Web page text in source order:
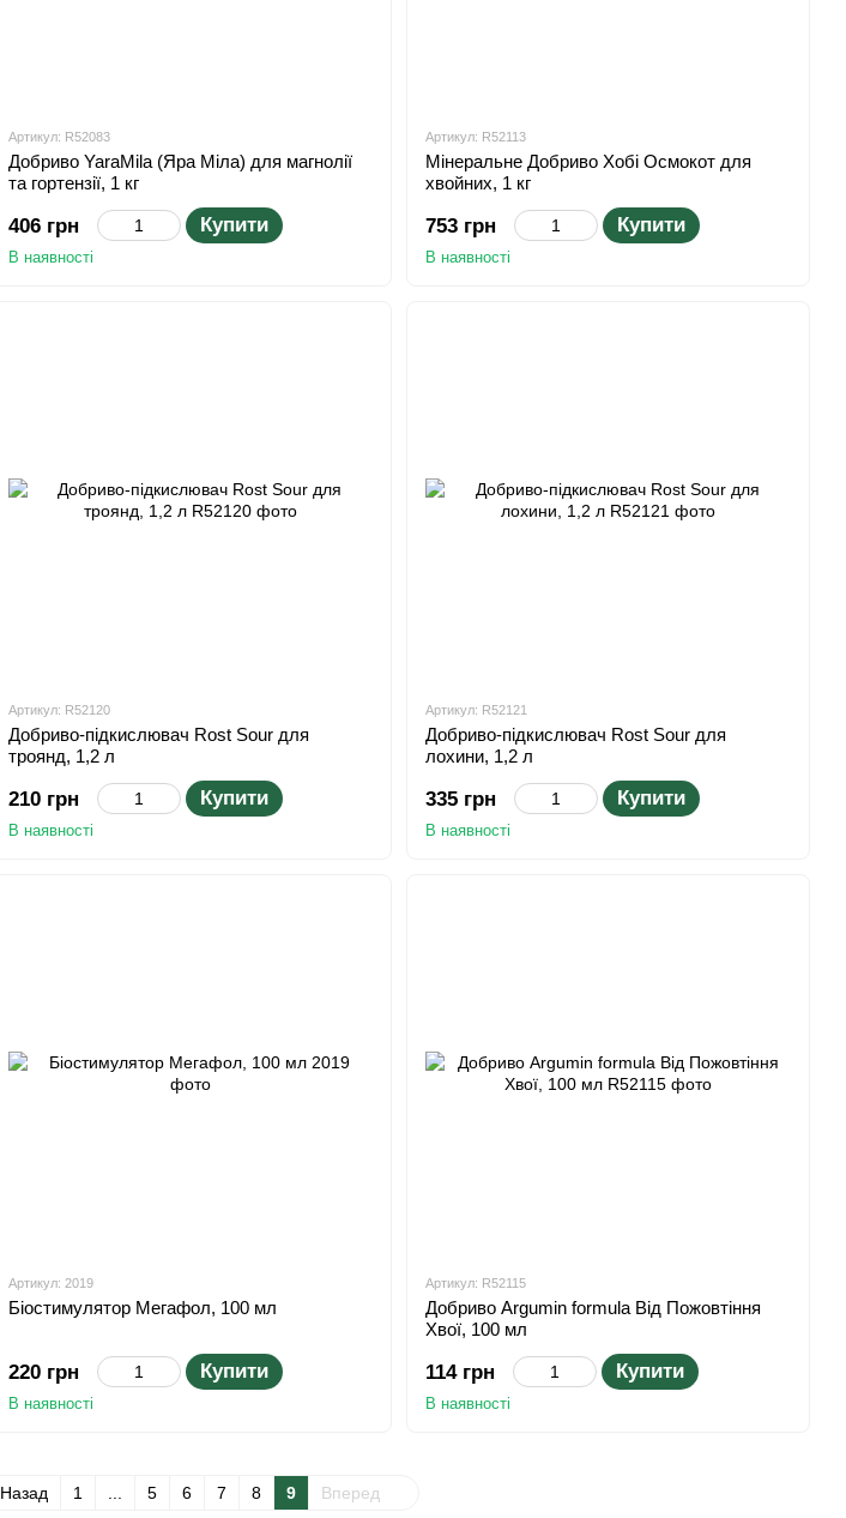
Артикул: R52083
Добриво YaraMila (Яра Міла) для магнолії
та гортензії, 1 кг
406 грн Купити
В наявності
Артикул: R52113
Мінеральне Добриво Хобі Осмокот для
хвойних, 1 кг
753 грн Купити
В наявності
Артикул: R52120
Добриво-підкислювач Rost Sour для
троянд, 1,2 л
210 грн Купити
В наявності
Артикул: R52121
Добриво-підкислювач Rost Sour для
лохини, 1,2 л
335 грн Купити
В наявності
Артикул: 2019
Біостимулятор Мегафол, 100 мл
220 грн Купити
В наявності
Артикул: R52115
Добриво Argumin formula Від Пожовтіння
Хвої, 100 мл
114 грн Купити
В наявності
Назад 1 5 6 7 8 9 Вперед